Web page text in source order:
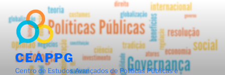
para
conteúdo
CEAPPG
Centro de Estudos Avançados de Políticas Públicas e